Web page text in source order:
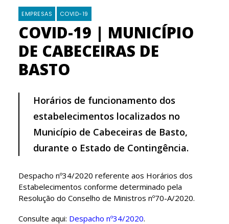
EMPRESAS COVID-19
COVID-19 | MUNICÍPIO
DE CABECEIRAS DE
BASTO
Horários de funcionamento dos
estabelecimentos localizados no
Município de Cabeceiras de Basto,
durante o Estado de Contingência.
Despacho nº34/2020 referente aos Horários dos
Estabelecimentos conforme determinado pela
Resolução do Conselho de Ministros nº70-A/2020.
Consulte aqui: Despacho nº34/2020.